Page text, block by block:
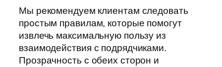
Мы рекомендуем клиентам следовать
простым правилам, которые помогут
извлечь максимальную пользу из
взаимодействия с подрядчиками.
Прозрачность с обеих сторон и